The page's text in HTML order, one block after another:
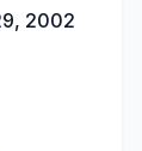
2002